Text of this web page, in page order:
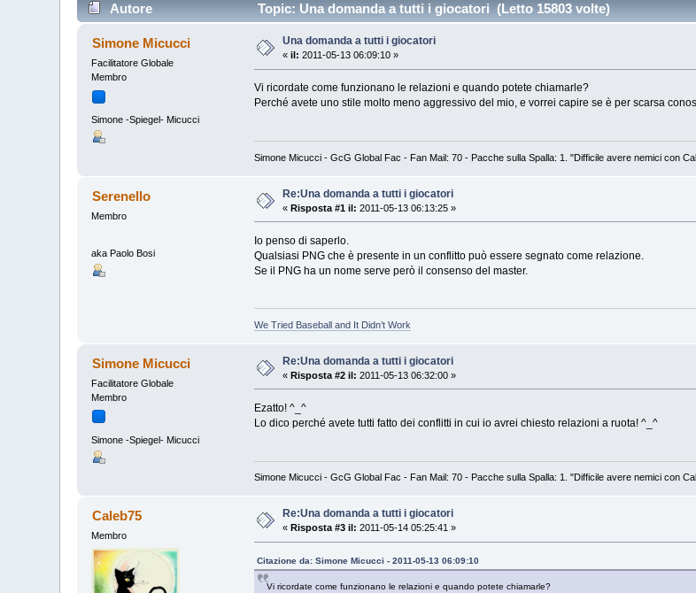
Autore Topic: Una domanda a tutti i giocatori (Letto 15803 volte)
Simone Micucci
Facilitatore Globale
Membro
Simone -Spiegel- Micucci
Una domanda a tutti i giocatori
«il: 2011-05-13 06:09:10 »
Vi ricordate come funzionano le relazioni e quando potete chiamarle?
Perché avete uno stile molto meno aggressivo del mio, e vorrei capire se è per scarsa
Simone Micucci - GcG Global Fac - Fan Mail: 70 - Pacche sulla Spalla: 1. "Difficile avere nemici con
Serenello
Membro
aka Paolo Bosi
Re:Una domanda a tutti i giocatori
«Risposta #1 il: 2011-05-13 06:13:25 »
Io penso di saperlo.
Qualsiasi PNG che è presente in un conflitto può essere segnato come relazione.
Se il PNG ha un nome serve però il consenso del master.
We Tried Baseball and It Didn’t Work
Simone Micucci
Facilitatore Globale
Membro
Simone -Spiegel- Micucci
Re:Una domanda a tutti i giocatori
«Risposta #2 il: 2011-05-13 06:32:00 »
Ezatto! ^_^
Lo dico perché avete tutti fatto dei conflitti in cui io avrei chiesto relazioni a ruota! ^_^
Simone Micucci - GcG Global Fac - Fan Mail: 70 - Pacche sulla Spalla: 1. "Difficile avere nemici con
Caleb75
Membro
Re:Una domanda a tutti i giocatori
« Risposta #3 il: 2011-05-14 05:25:41 »
Citazione da: Simone Micucci - 2011-05-13 06:09:10
Vi ricordate come funzionano le relazioni e quando potete chiamarle?